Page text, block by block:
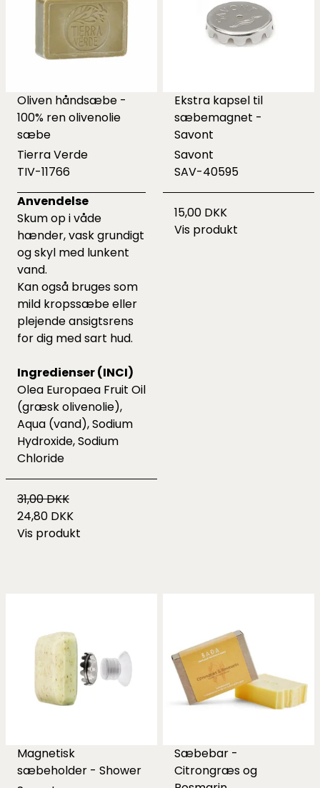
Oliven håndsæbe -
100% ren olivenolie
sæbe
Tierra Verde
TIV-11766
Anvendelse
Skum op i våde
hænder, vask grundigt
og skyl med lunkent
vand.
Kan også bruges som
mild kropssæbe eller
plejende ansigtsrens
for dig med sart hud.
Ingredienser (INCI)
Olea Europaea Fruit Oil
(græsk olivenolie),
Aqua (vand), Sodium
Hydroxide, Sodium
Chloride
31,00 DKK
24,80 DKK
Vis produkt
Ekstra kapsel til
sæbemagnet -
Savont
Savont
SAV-40595
15,00 DKK
Vis produkt
Magnetisk
sæbeholder - Shower
Sæbebar -
Citrongræs og